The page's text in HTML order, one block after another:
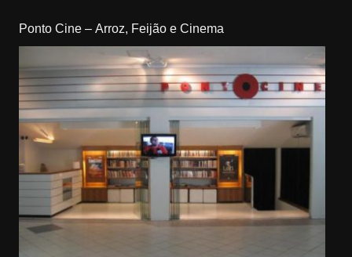
Ponto Cine – Arroz, Feijão e Cinema